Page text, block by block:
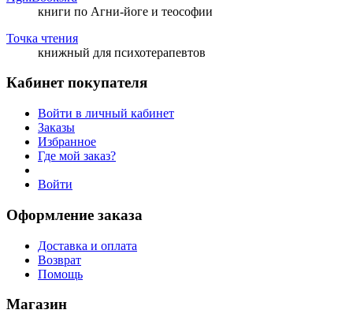
книги по Агни-йоге и теософии
Точка чтения
книжный для психотерапевтов
Кабинет покупателя
Войти в личный кабинет
Заказы
Избранное
Где мой заказ?
Войти
Оформление заказа
Доставка и оплата
Возврат
Помощь
Магазин